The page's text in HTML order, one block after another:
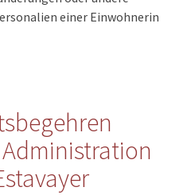
einer Einwohnerin